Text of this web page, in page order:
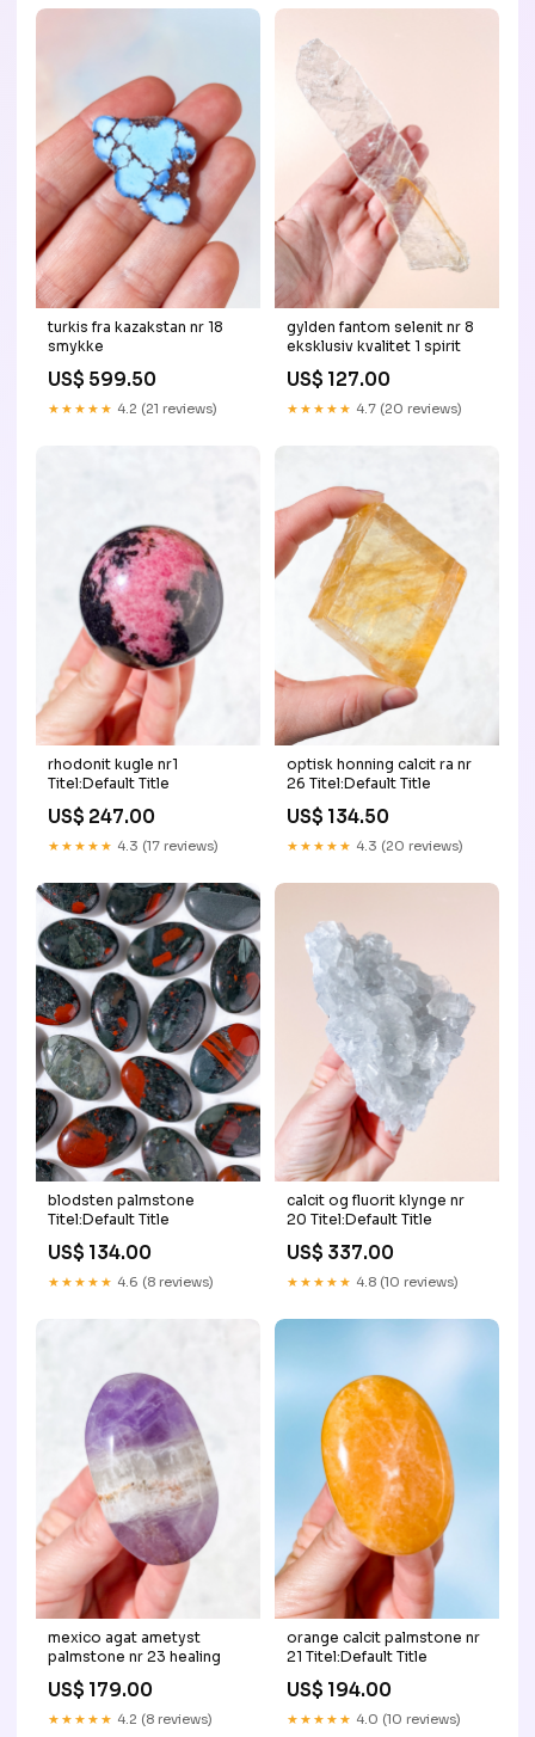
turkis fra kazakstan nr 18
smykke
US$ 599.50
★★★★★ 4.2 (21 reviews)
gylden fantom selenit nr 8
eksklusiv kvalitet 1 spirit
US$ 127.00
★★★★★ 4.7 (20 reviews)
rhodonit kugle nr1
Titel:Default Title
US$ 247.00
★★★★★ 4.3 (17 reviews)
optisk honning calcit ra nr
26 Titel:Default Title
US$ 134.50
★★★★★ 4.3 (20 reviews)
blodsten palmstone
Titel:Default Title
US$ 134.00
★★★★★ 4.6 (8 reviews)
calcit og fluorit klynge nr
20 Titel:Default Title
US$ 337.00
★★★★★ 4.8 (10 reviews)
mexico agat ametyst
palmstone nr 23 healing
US$ 179.00
★★★★★ 4.2 (8 reviews)
orange calcit palmstone nr
21 Titel:Default Title
US$ 194.00
★★★★★ 4.0 (10 reviews)